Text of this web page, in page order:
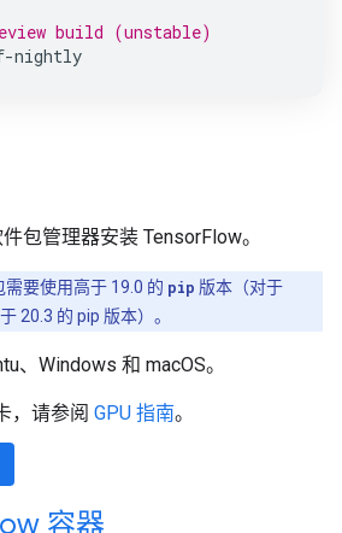
build (unstable)
nightly
包管理器安装 TensorFlow。
要使用高于 19.0 的 pip 版本（对于
20.3 的 pip 版本）。
、Windows 和 macOS。
，请参阅 GPU 指南。
容器